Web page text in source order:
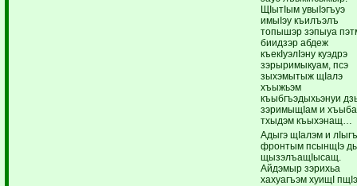
ЩIытIым увыIэгъуэ
имыIэу къилъэлъ
топышэр зэпыуа
биидзэр абдеж
къекIуэлIэну куэдрэ
зэрыримыкуам, псэ
зыхэмытыж щIалэ
хъыжьэм
къыбгъэдыхьэнуи
зэримыщIам и
тхыдэм къыхэнащ…
Адыгэ щIалэм и
фронтым псынщIэ
щызэлъащIысащ.
Айдэмыр зэрихьа
хахуагъэм хуищI